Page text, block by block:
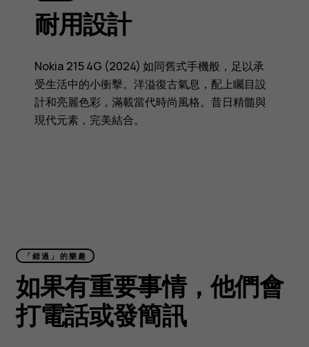
耐用設計
Nokia 215 4G (2024) 如同舊式手機般，足以承
受生活中的小衝擊。洋溢復古氣息，配上矚目設
計和亮麗色彩，滿載當代時尚風格。昔日精髓與
現代元素，完美結合。
「錯過」的樂趣
如果有重要事情，他們會
打電話或發簡訊